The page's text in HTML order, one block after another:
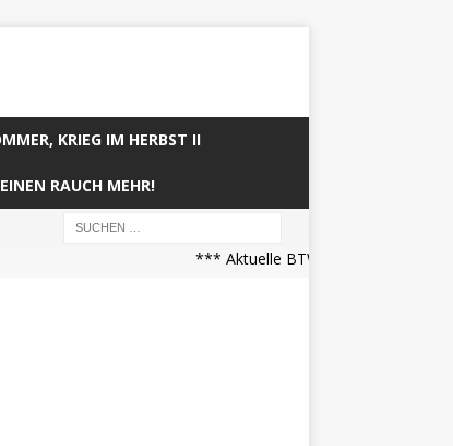
KRIEG IM HERBST II
RAUCH MEHR!
*** Aktuelle BTW21 Prognose